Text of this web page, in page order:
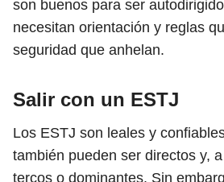
son buenos para ser
necesitan orientación y reglas
seguridad que anhelan.
Salir con un ESTJ
Los ESTJ son leales y
también pueden ser directos y,
tercos o dominantes. Sin